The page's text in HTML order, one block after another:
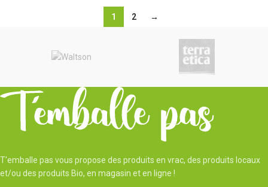
1 2 →
T'emballe pas vous propose des produits en vrac, des produits locaux
et/ou des produits Bio, en magasin et en ligne !